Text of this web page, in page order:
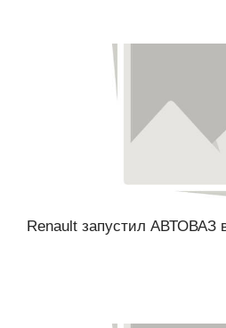
Renault запустил АВТОВАЗ